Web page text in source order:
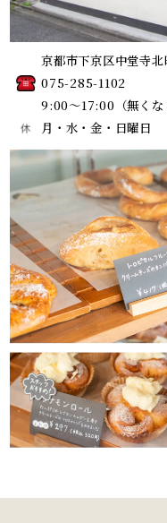
京都市下京区中堂寺
075-285-1102
9:00～17:00（無くな
月・水・金・日曜日